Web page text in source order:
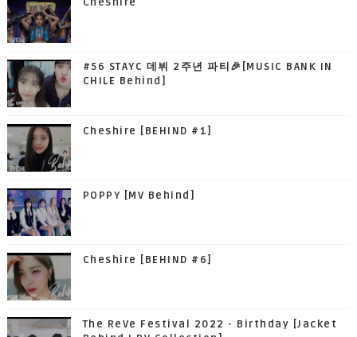
#56 STAYC 데뷔 2주년 파티🎉[MUSIC BANK IN
CHILE Behind]
Cheshire [BEHIND #1]
POPPY [MV Behind]
Cheshire [BEHIND #6]
The ReVe Festival 2022 - Birthday [Jacket